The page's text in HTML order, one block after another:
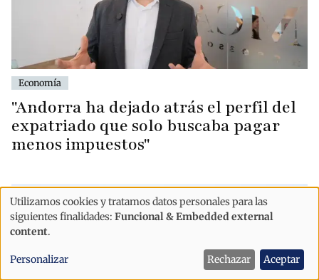
Economía
"Andorra ha dejado atrás el perfil del
expatriado que solo buscaba pagar
menos impuestos"
Uso
de
datos
personales
Utilizamos cookies y tratamos datos personales para las
siguientes finalidades: Funcional & Embedded external
content.
Personalizar Rechazar Aceptar